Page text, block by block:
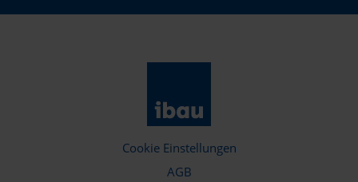
Cookie Einstellungen
AGB